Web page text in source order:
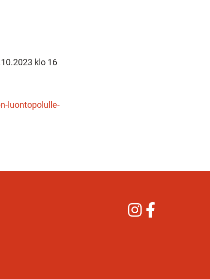
klo 16
luontopolulle-
Instagram